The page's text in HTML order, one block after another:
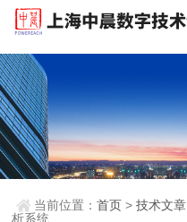
当前位置：首页 >技术文章
析系统